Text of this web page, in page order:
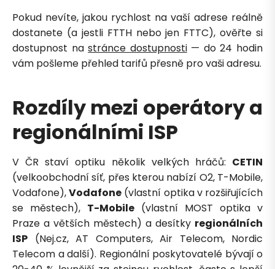
Pokud nevíte, jakou rychlost na vaší adrese reálně
dostanete (a jestli FTTH nebo jen FTTC), ověřte si
dostupnost nastránce dostupnosti— do 24 hodin
vám pošleme přehled tarifů přesně pro vaši adresu.
Rozdíly mezi operátory a
regionálními ISP
V ČR staví optiku několik velkých hráčů: CETIN
(velkoobchodní síť, přes kterou nabízí O2, T-Mobile,
Vodafone),Vodafone (vlastní optika v rozšiřujících
se městech), T-Mobile (vlastní MOST optika v
Praze a větších městech) a desítky regionálních
ISP (Nej.cz, AT Computers, Air Telecom, Nordic
Telecom a další). Regionální poskytovatelé bývají o